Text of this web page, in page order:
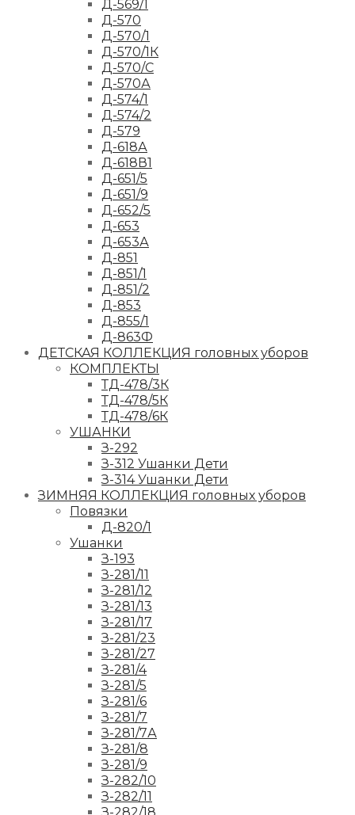
Д-569/1
Д-570
Д-570/1
Д-570/1К
Д-570/С
Д-570А
Д-574/1
Д-574/2
Д-579
Д-618А
Д-618В1
Д-651/5
Д-651/9
Д-652/5
Д-653
Д-653А
Д-851
Д-851/1
Д-851/2
Д-853
Д-855/1
Д-863Ф
ДЕТСКАЯ КОЛЛЕКЦИЯ головных уборов
КОМПЛЕКТЫ
ТД-478/3К
ТД-478/5К
ТД-478/6К
УШАНКИ
З-292
З-312 Ушанки Дети
З-314 Ушанки Дети
ЗИМНЯЯ КОЛЛЕКЦИЯ головных уборов
Повязки
Д-820/1
Ушанки
З-193
З-281/11
З-281/12
З-281/13
З-281/17
З-281/23
З-281/27
З-281/4
З-281/5
З-281/6
З-281/7
З-281/7А
З-281/8
З-281/9
З-282/10
З-282/11